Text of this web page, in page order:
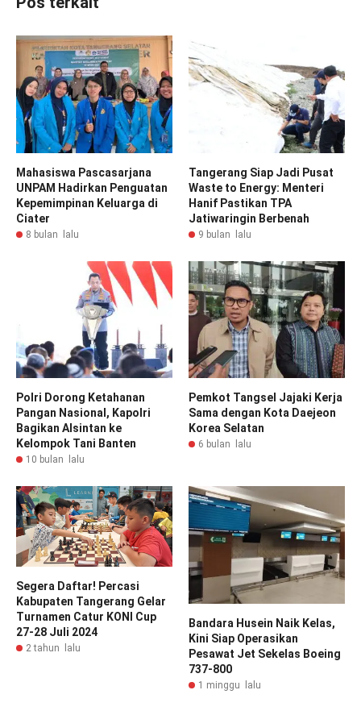
Mahasiswa Pascasarjana
UNPAM Hadirkan Penguatan
Kepemimpinan Keluarga di
Ciater
8 bulan lalu
Tangerang Siap Jadi Pusat
Waste to Energy: Menteri
Hanif Pastikan TPA
Jatiwaringin Berbenah
9 bulan lalu
Polri Dorong Ketahanan
Pangan Nasional, Kapolri
Bagikan Alsintan ke
Kelompok Tani Banten
10 bulan lalu
Pemkot Tangsel Jajaki Kerja
Sama dengan Kota Daejeon
Korea Selatan
6 bulan lalu
Segera Daftar! Percasi
Kabupaten Tangerang Gelar
Turnamen Catur KONI Cup
27-28 Juli 2024
2 tahun lalu
Bandara Husein Naik Kelas,
Kini Siap Operasikan
Pesawat Jet Sekelas Boeing
737-800
1 minggu lalu